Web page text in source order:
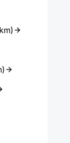
)
)